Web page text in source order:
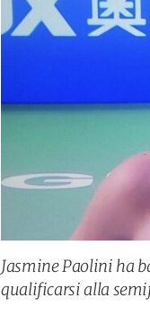
Jasmine Paolini ha
qualificarsi alla